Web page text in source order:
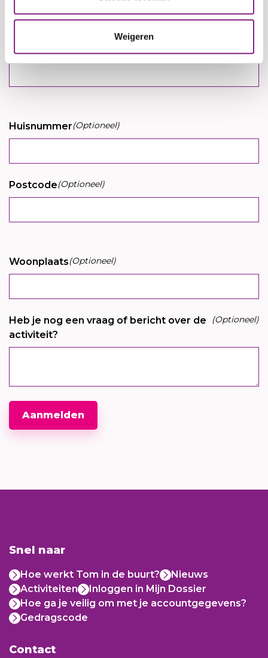
Weigeren
Adres
Huisnummer(Optioneel)
Postcode(Optioneel)
Woonplaats(Optioneel)
Heb je nog een vraag of bericht over de
activiteit?
(Optioneel)
Aanmelden
Snel naar
Hoe werkt Tom in de buurt?
Nieuws
Activiteiten
Inloggen in Mijn Dossier
Hoe ga je veilig om met je accountgegevens?
Gedragscode
Contact